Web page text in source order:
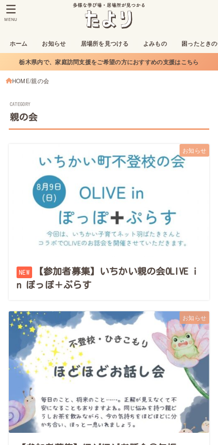
ホーム お知らせ 居場所を見つける よみもの 困ったとき
MENU
栃木県内で、家庭訪問支援をご希望の方におすすめの支援はこちら
HOME 親の会
親の会
お知らせ
【参加者募集】いちかい親の会OLIVE i
n ぽっぽ＋ぷらす
お知らせ